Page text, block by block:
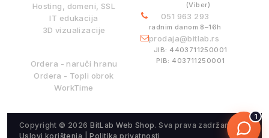
Hosting, domeni, SSL
IT edukacija
3D vizualizacije
Ordera - naruči hranu
Ordera - Topli obrok
WorkTime
(Viber)
051 963 293
radnim danom 8–16h
prodaja@bitlab.rs
JIB: 4403711250001
PIB: 403711250001
Copyright © 2026BitLab Web Shop. Sva prava zadržana.
Uslovi korištenja |Politika privatnosti
1